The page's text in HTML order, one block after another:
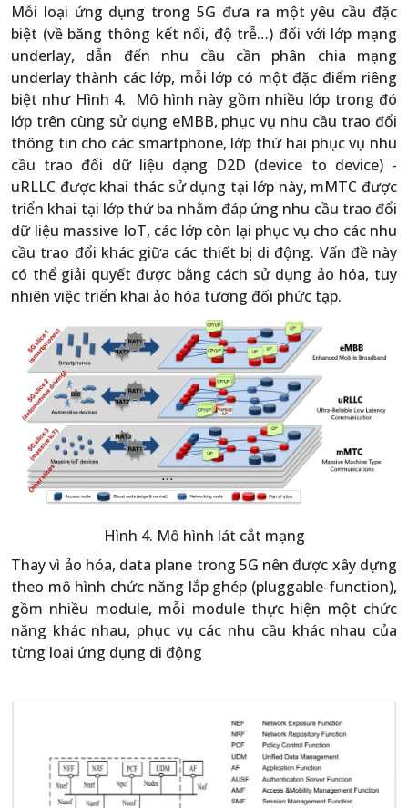
Mỗi loại ứng dụng trong 5G đưa ra một yêu cầu đặc
biệt (về băng thông kết nối, độ trễ…) đối với lớp mạng
underlay, dẫn đến nhu cầu cần phân chia mạng
underlay thành các lớp, mỗi lớp có một đặc điểm riêng
biệt như Hình 4. Mô hình này gồm nhiều lớp trong đó
lớp trên cùng sử dụng eMBB, phục vụ nhu cầu trao đổi
thông tin cho các smartphone, lớp thứ hai phục vụ nhu
cầu trao đổi dữ liệu dạng D2D (device to device) -
uRLLC được khai thác sử dụng tại lớp này, mMTC được
triển khai tại lớp thứ ba nhằm đáp ứng nhu cầu trao đổi
dữ liệu massive IoT, các lớp còn lại phục vụ cho các nhu
cầu trao đổi khác giữa các thiết bị di động. Vấn đề này
có thể giải quyết được bằng cách sử dụng ảo hóa, tuy
nhiên việc triển khai ảo hóa tương đối phức tạp.
Hình 4. Mô hình lát cắt mạng
Thay vì ảo hóa, data plane trong 5G nên được xây dựng
theo mô hình chức năng lắp ghép (pluggable-function),
gồm nhiều module, mỗi module thực hiện một chức
năng khác nhau, phục vụ các nhu cầu khác nhau của
từng loại ứng dụng di động